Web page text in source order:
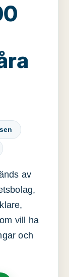
av
vill ha
och